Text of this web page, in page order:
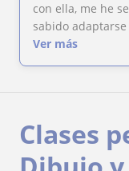
con ella, me he
sabido adaptarse
Ver más
Clases